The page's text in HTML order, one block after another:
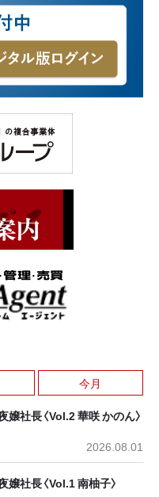
今月
社長〈Vol.2 華咲 かのん〉
2026.08.01
社長〈Vol.1 南柚子〉